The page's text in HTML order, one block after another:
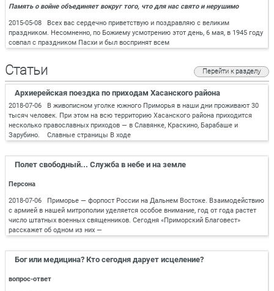
Память о войне объединяет вокруг того, что для нас свято и нерушимо
2015-05-08 Всех вас сердечно приветствую и поздравляю с великим
праздником. Несомненно, по Божиему усмотрению этот день, 6 мая, в 1945 году
совпал с праздником Пасхи и был воспринят всем
Статьи Перейти к разделу
Архиерейская поездка по приходам Хасанского района
2018-07-06 В живописном уголке южного Приморья в наши дни проживают 30
тысяч человек. При этом на всю территорию Хасанского района приходится
несколько православных приходов — в Славянке, Краскино, Барабаше и
Зарубино. Славные страницы В ходе
Полет свободный... Служба в небе и на земле
Персона
2018-07-06 Приморье — форпост России на Дальнем Востоке. Взаимодействию
с армией в нашей митрополии уделяется особое внимание, год от года растет
число штатных военных священников. Сегодня «Приморский Благовест»
расскажет об одном из них —
Бог или медицина? Кто сегодня дарует исцеление?
вопрос-ответ